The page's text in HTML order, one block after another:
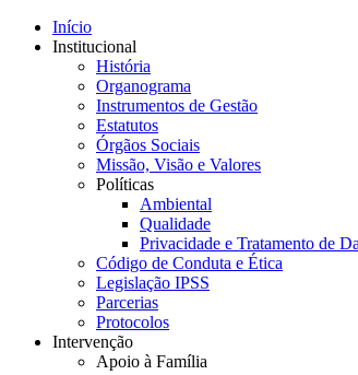
Início
Institucional
História
Organograma
Instrumentos de Gestão
Estatutos
Órgãos Sociais
Missão, Visão e Valores
Políticas
Ambiental
Qualidade
Privacidade e Tratamento de
Código de Conduta e Ética
Legislação IPSS
Parcerias
Protocolos
Intervenção
Apoio à Família